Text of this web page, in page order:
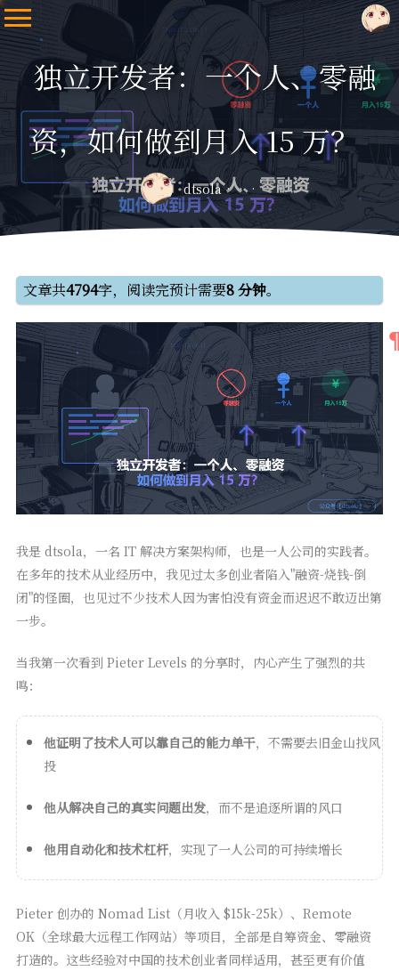
独立开发者：一个人、零融
资，如何做到月入 15 万？
dtsola
文章共4794字，阅读完预计需要8 分钟。
我是 dtsola，一名 IT 解决方案架构师，也是一人公司的实践者。
在多年的技术从业经历中，我见过太多创业者陷入"融资-烧钱-倒
闭"的怪圈，也见过不少技术人因为害怕没有资金而迟迟不敢迈出第
一步。
当我第一次看到 Pieter Levels 的分享时，内心产生了强烈的共
鸣：
他证明了技术人可以靠自己的能力单干，不需要去旧金山找风
投
他从解决自己的真实问题出发，而不是追逐所谓的风口
他用自动化和技术杠杆，实现了一人公司的可持续增长
Pieter 创办的 Nomad List（月收入 $15k-25k）、Remote
OK（全球最大远程工作网站）等项目，全部是自筹资金、零融资
打造的。这些经验对中国的技术创业者同样适用，甚至更有价值